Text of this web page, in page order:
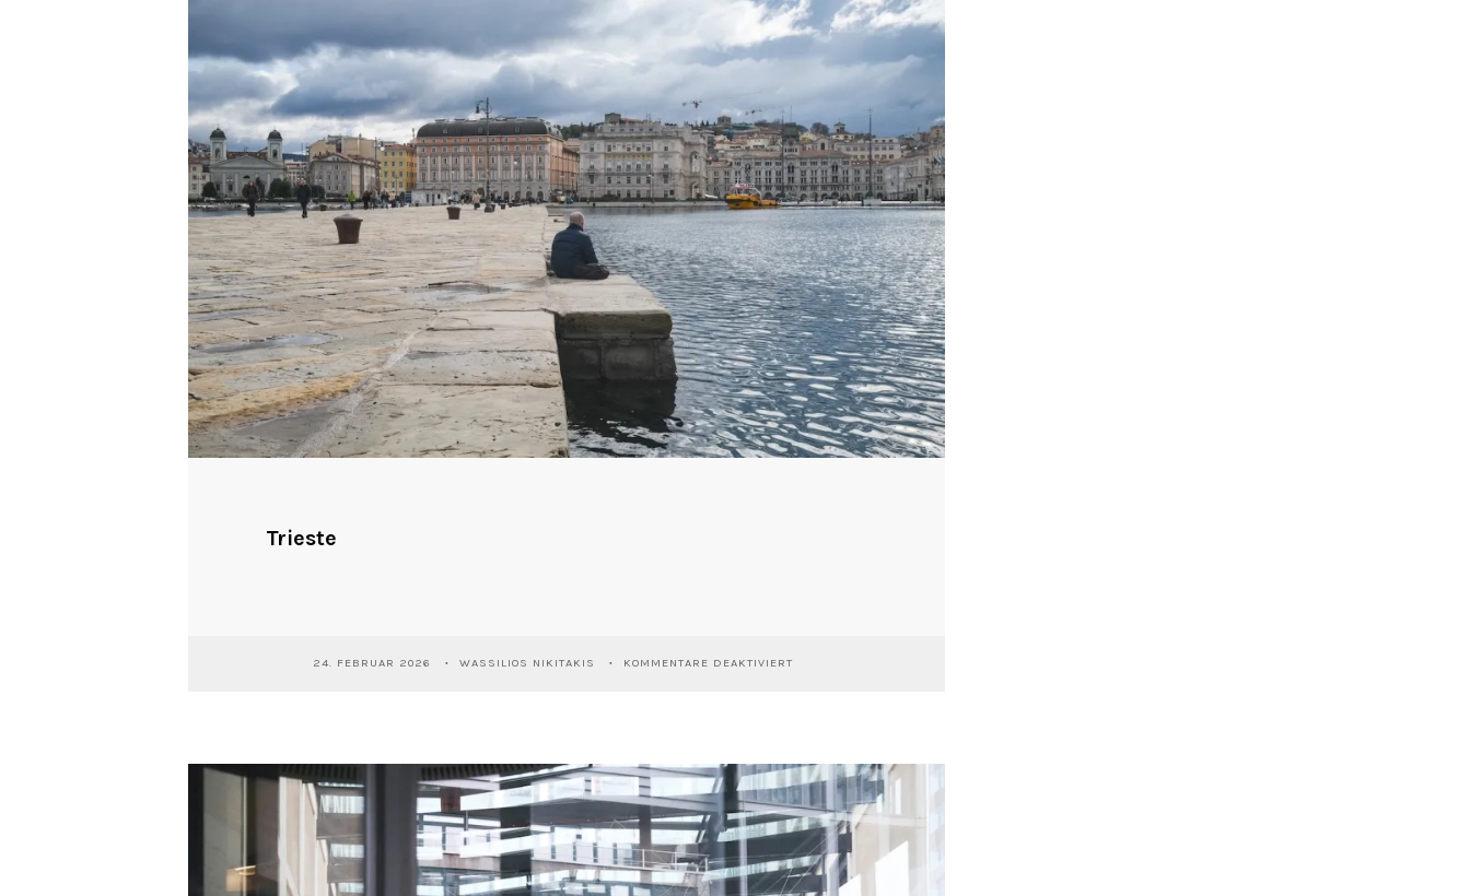
Trieste
24. FEBRUAR 2026 WASSILIOS NIKITAKIS KOMMENTARE DEAKTIVIERTFÜR